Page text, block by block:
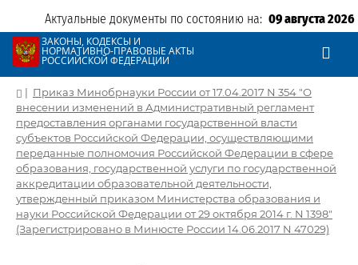
Актуальные документы по состоянию на: 09 августа 2026
ЗАКОНЫ, КОДЕКСЫ И
НОРМАТИВНО-ПРАВОВЫЕ АКТЫ
РОССИЙСКОЙ ФЕДЕРАЦИИ
| Приказ Минобрнауки России от 17.04.2017 N 354 "О
внесении изменений в Административный регламент
предоставления органами государственной власти
субъектов Российской Федерации, осуществляющими
переданные полномочия Российской Федерации в сфере
образования, государственной услуги по государственной
аккредитации образовательной деятельности,
утвержденный приказом Министерства образования и
науки Российской Федерации от 29 октября 2014 г. N 1398"
(Зарегистрировано в Минюсте России 14.06.2017 N 47029)